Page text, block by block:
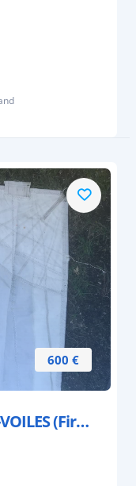
600 €
SOLENT enrouleur STAR-VOILES (First 32s5)